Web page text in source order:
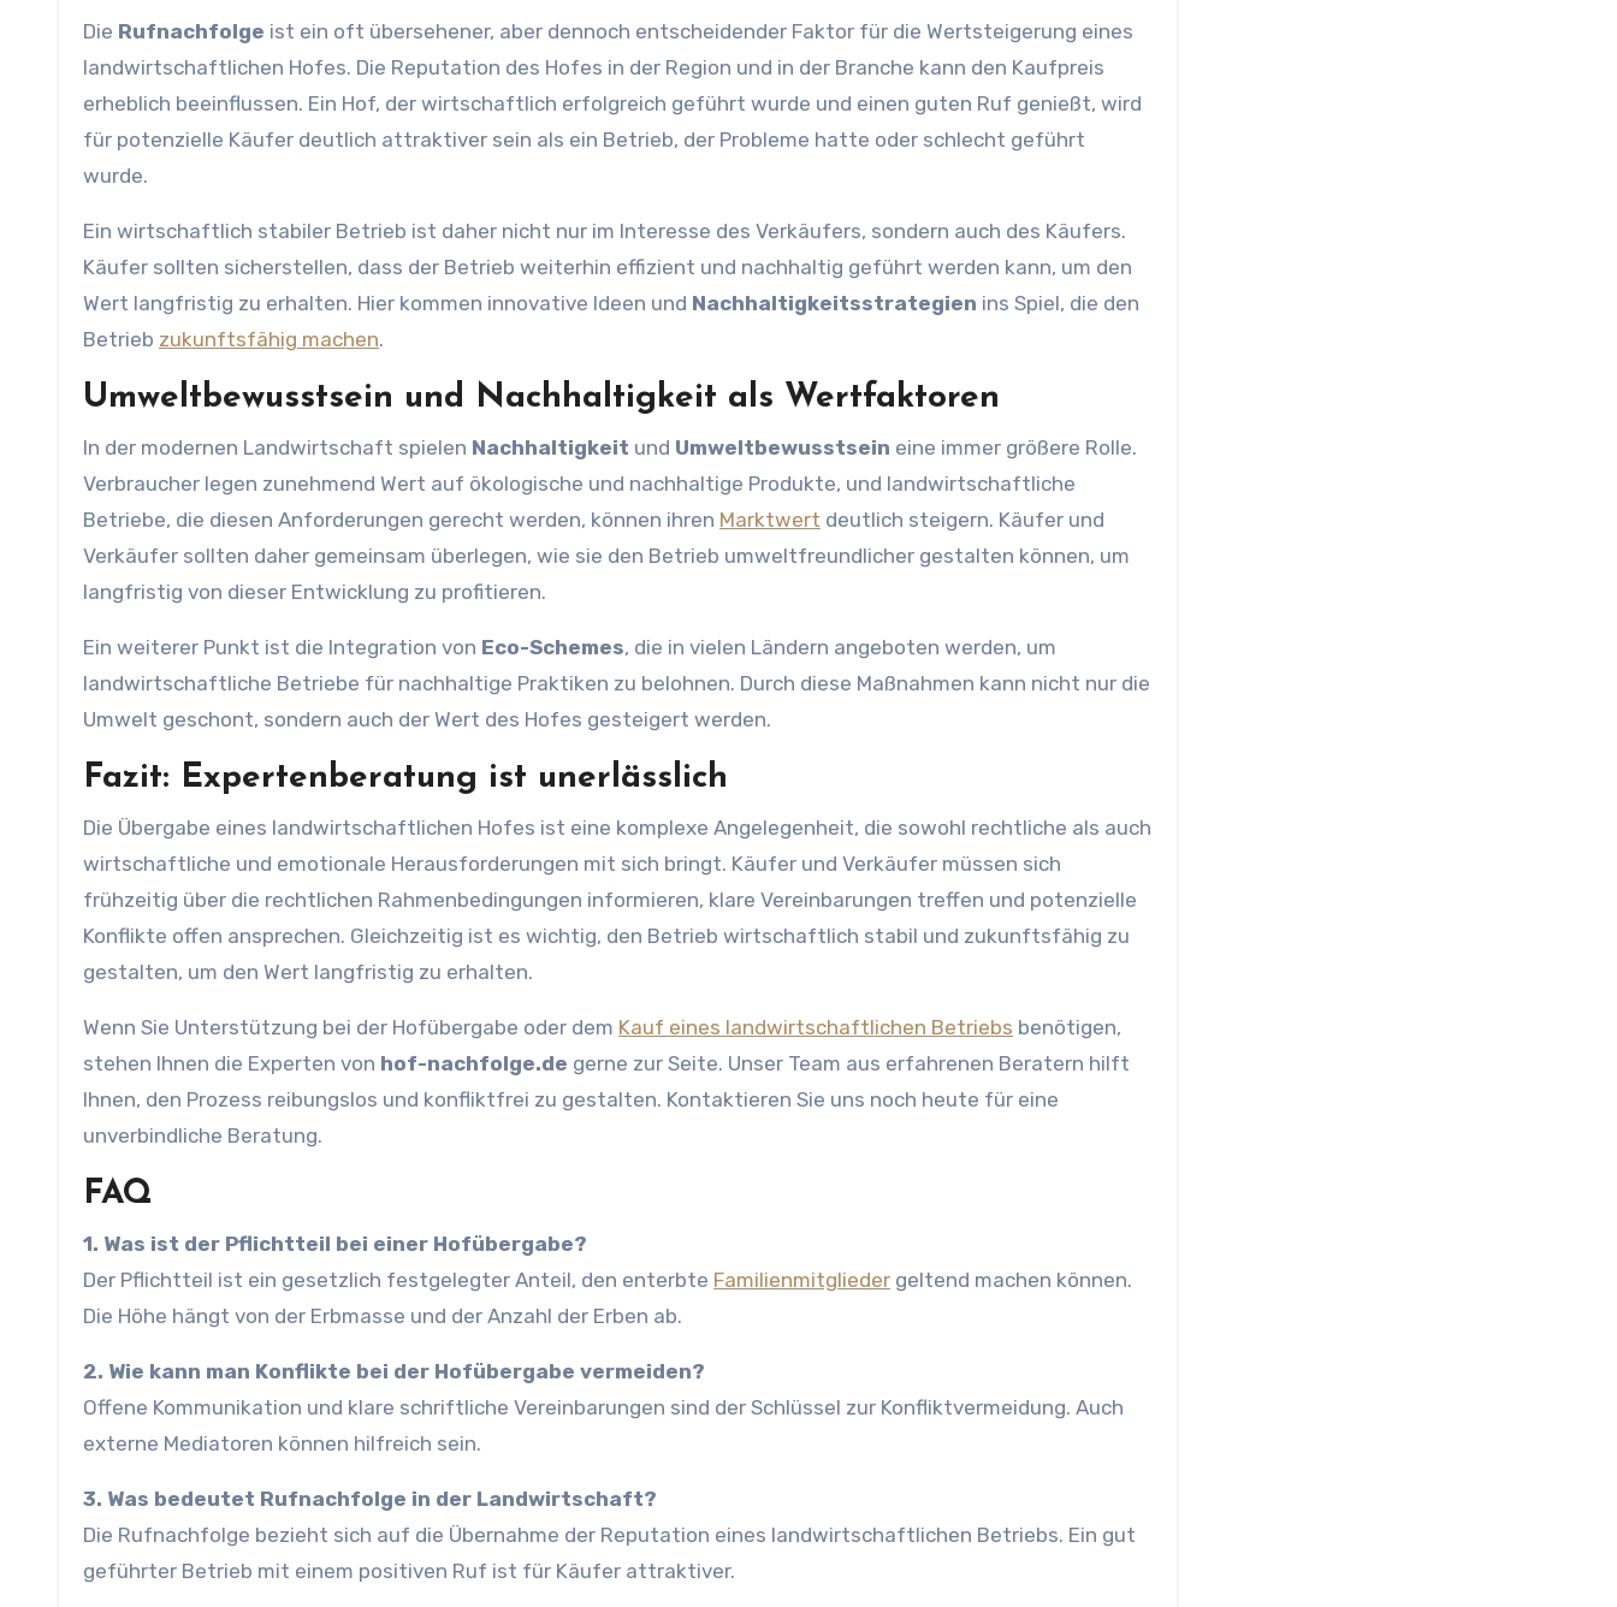
Die Rufnachfolge ist ein oft übersehener, aber dennoch entscheidender Faktor für die Wertsteigerung eines
landwirtschaftlichen Hofes. Die Reputation des Hofes in der Region und in der Branche kann den Kaufpreis
erheblich beeinflussen. Ein Hof, der wirtschaftlich erfolgreich geführt wurde und einen guten Ruf genießt, wird
für potenzielle Käufer deutlich attraktiver sein als ein Betrieb, der Probleme hatte oder schlecht geführt
wurde.
Ein wirtschaftlich stabiler Betrieb ist daher nicht nur im Interesse des Verkäufers, sondern auch des Käufers.
Käufer sollten sicherstellen, dass der Betrieb weiterhin effizient und nachhaltig geführt werden kann, um den
Wert langfristig zu erhalten. Hier kommen innovative Ideen und Nachhaltigkeitsstrategien ins Spiel, die den
Betrieb zukunftsfähig machen.
Umweltbewusstsein und Nachhaltigkeit als Wertfaktoren
In der modernen Landwirtschaft spielen Nachhaltigkeit und Umweltbewusstsein eine immer größere Rolle.
Verbraucher legen zunehmend Wert auf ökologische und nachhaltige Produkte, und landwirtschaftliche
Betriebe, die diesen Anforderungen gerecht werden, können ihren Marktwert deutlich steigern. Käufer und
Verkäufer sollten daher gemeinsam überlegen, wie sie den Betrieb umweltfreundlicher gestalten können, um
langfristig von dieser Entwicklung zu profitieren.
Ein weiterer Punkt ist die Integration von Eco-Schemes, die in vielen Ländern angeboten werden, um
landwirtschaftliche Betriebe für nachhaltige Praktiken zu belohnen. Durch diese Maßnahmen kann nicht nur die
Umwelt geschont, sondern auch der Wert des Hofes gesteigert werden.
Fazit: Expertenberatung ist unerlässlich
Die Übergabe eines landwirtschaftlichen Hofes ist eine komplexe Angelegenheit, die sowohl rechtliche als auch
wirtschaftliche und emotionale Herausforderungen mit sich bringt. Käufer und Verkäufer müssen sich
frühzeitig über die rechtlichen Rahmenbedingungen informieren, klare Vereinbarungen treffen und potenzielle
Konflikte offen ansprechen. Gleichzeitig ist es wichtig, den Betrieb wirtschaftlich stabil und zukunftsfähig zu
gestalten, um den Wert langfristig zu erhalten.
Wenn Sie Unterstützung bei der Hofübergabe oder dem Kauf eines landwirtschaftlichen Betriebs benötigen,
stehen Ihnen die Experten von hof-nachfolge.de gerne zur Seite. Unser Team aus erfahrenen Beratern hilft
Ihnen, den Prozess reibungslos und konfliktfrei zu gestalten. Kontaktieren Sie uns noch heute für eine
unverbindliche Beratung.
FAQ
1. Was ist der Pflichtteil bei einer Hofübergabe?
Der Pflichtteil ist ein gesetzlich festgelegter Anteil, den enterbte Familienmitglieder geltend machen können.
Die Höhe hängt von der Erbmasse und der Anzahl der Erben ab.
2. Wie kann man Konflikte bei der Hofübergabe vermeiden?
Offene Kommunikation und klare schriftliche Vereinbarungen sind der Schlüssel zur Konfliktvermeidung. Auch
externe Mediatoren können hilfreich sein.
3. Was bedeutet Rufnachfolge in der Landwirtschaft?
Die Rufnachfolge bezieht sich auf die Übernahme der Reputation eines landwirtschaftlichen Betriebs. Ein gut
geführter Betrieb mit einem positiven Ruf ist für Käufer attraktiver.